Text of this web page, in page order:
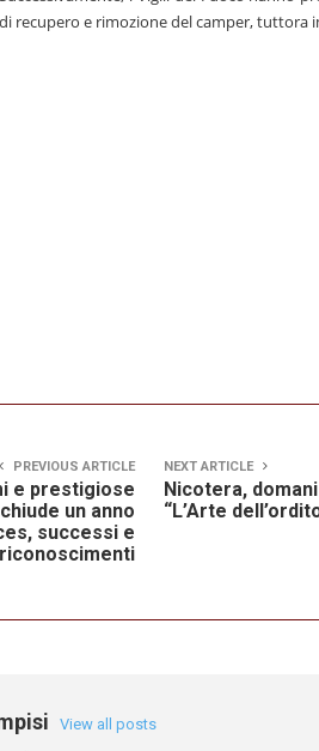
di recupero e rimozione del camper, tuttora
PREVIOUS ARTICLE
e prestigiose
un anno
successi e
riconoscimenti
NEXT ARTICLE
Nicotera,
“L’Arte
View all posts